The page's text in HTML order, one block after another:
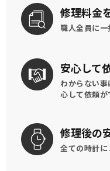
修理料金
職人全員に一
安心して
わからない事
心して依頼が
修理後の
全ての時計に